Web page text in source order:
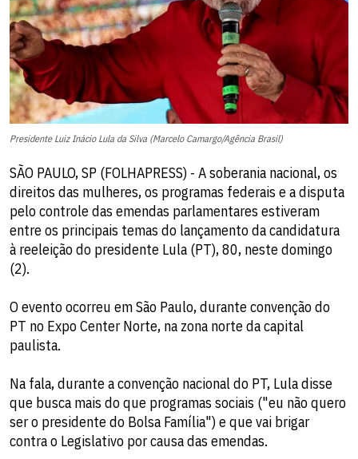
Presidente Luiz Inácio Lula da Silva (Marcelo Camargo/Agência Brasil)
SÃO PAULO, SP (FOLHAPRESS) - A soberania nacional, os
direitos das mulheres, os programas federais e a disputa
pelo controle das emendas parlamentares estiveram
entre os principais temas do lançamento da candidatura
à reeleição do presidente Lula (PT), 80, neste domingo
(2).
O evento ocorreu em São Paulo, durante convenção do
PT no Expo Center Norte, na zona norte da capital
paulista.
Na fala, durante a convenção nacional do PT, Lula disse
que busca mais do que programas sociais ("eu não quero
ser o presidente do Bolsa Família") e que vai brigar
contra o Legislativo por causa das emendas.